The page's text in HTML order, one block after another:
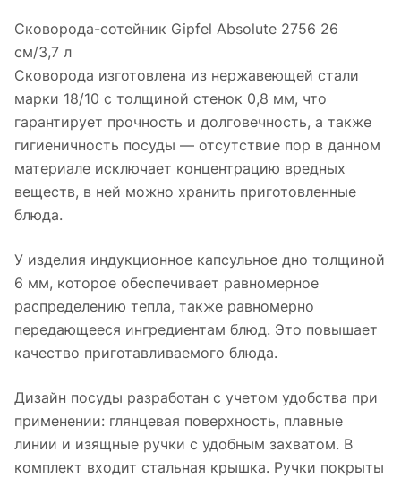
Сковорода-сотейник Gipfel Absolute 2756 26
см/3,7 л
Сковорода изготовлена из нержавеющей стали
марки 18/10 с толщиной стенок 0,8 мм, что
гарантирует прочность и долговечность, а также
гигиеничность посуды — отсутствие пор в данном
материале исключает концентрацию вредных
веществ, в ней можно хранить приготовленные
блюда.
У изделия индукционное капсульное дно толщиной
6 мм, которое обеспечивает равномерное
распределению тепла, также равномерно
передающееся ингредиентам блюд. Это повышает
качество приготавливаемого блюда.
Дизайн посуды разработан с учетом удобства при
применении: глянцевая поверхность, плавные
линии и изящные ручки с удобным захватом. В
комплект входит стальная крышка. Ручки покрыты